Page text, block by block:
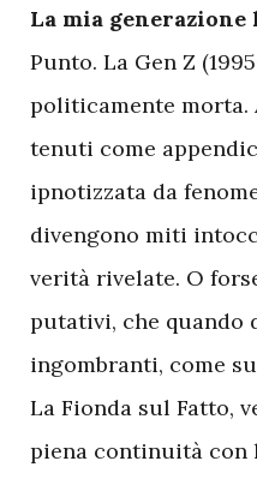
La mia
Punto. La Gen Z
politicamente
tenuti come
ipnotizzata da
divengono miti
verità rivelate. O
putativi, che quando
ingombranti, come
La Fionda sul Fatto,
piena continuità con